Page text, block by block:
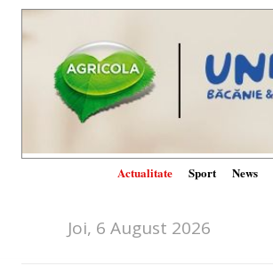
Actualitate Sport News
Joi, 6 August 2026